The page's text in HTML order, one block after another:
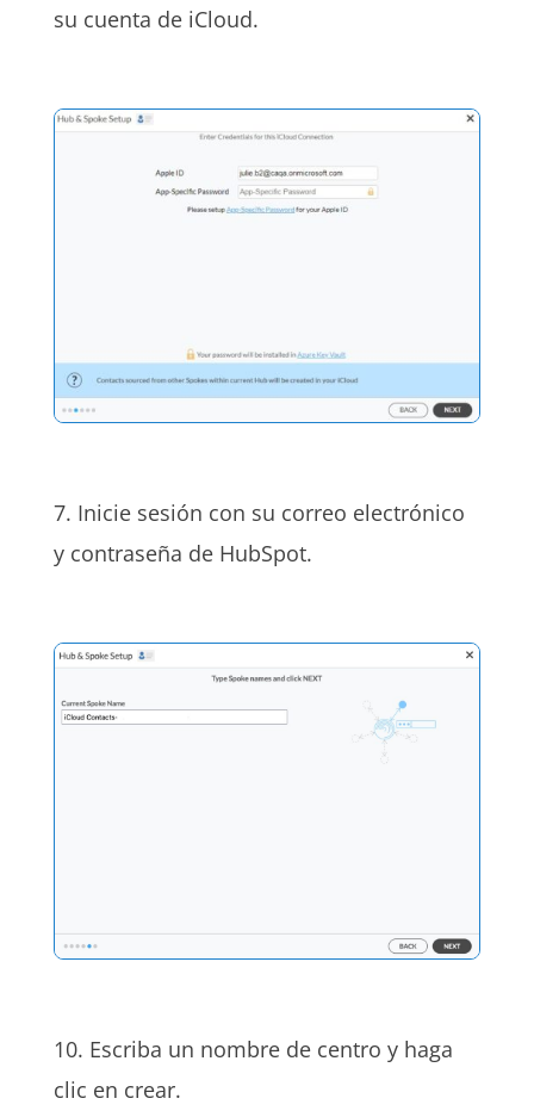
su cuenta de iCloud.
7. Inicie sesión con su correo electrónico
y contraseña de HubSpot.
10. Escriba un nombre de centro y haga
clic en crear.